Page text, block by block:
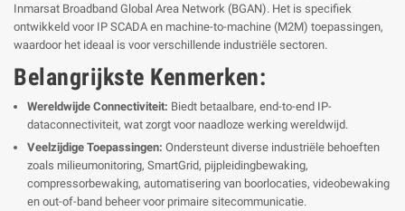
Inmarsat Broadband Global Area Network (BGAN). Het is specifiek
ontwikkeld voor IP SCADA en machine-to-machine (M2M) toepassingen,
waardoor het ideaal is voor verschillende industriële sectoren.
Belangrijkste Kenmerken:
Wereldwijde Connectiviteit: Biedt betaalbare, end-to-end IP-
dataconnectiviteit, wat zorgt voor naadloze werking wereldwijd.
Veelzijdige Toepassingen: Ondersteunt diverse industriële behoeften
zoals milieumonitoring, SmartGrid, pijpleidingbewaking,
compressorbewaking, automatisering van boorlocaties, videobewaking
en out-of-band beheer voor primaire sitecommunicatie.